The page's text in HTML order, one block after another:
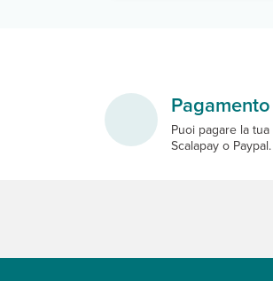
Puoi pagare la
Scalapay o Paypal.